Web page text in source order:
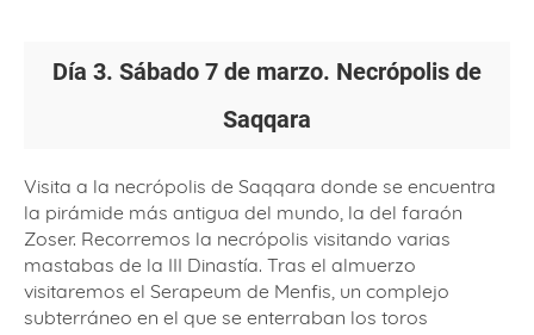
Día 3. Sábado 7 de marzo. Necrópolis de
Saqqara
Visita a la necrópolis de Saqqara donde se encuentra
la pirámide más antigua del mundo, la del faraón
Zoser. Recorremos la necrópolis visitando varias
mastabas de la III Dinastía. Tras el almuerzo
visitaremos el Serapeum de Menfis, un complejo
subterráneo en el que se enterraban los toros